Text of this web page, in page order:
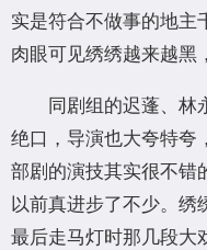
实是符合不做事的地主
肉眼可见绣绣越来越黑
同剧组的迟蓬、林
绝口，导演也大夸特夸
部剧的演技其实很不错
以前真进步了不少。绣
最后走马灯时那几段大